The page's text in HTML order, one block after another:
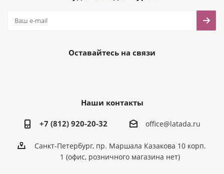
Оставайтесь на связи
Наши контакты
+7 (812) 920-20-32 office@latada.ru
Санкт-Петербург, пр. Маршала Казакова 10 корп.
1 (офис, розничного магазина нет)